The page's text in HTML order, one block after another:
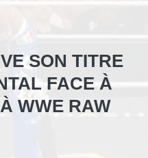
SON TITRE
FACE À
WWE RAW